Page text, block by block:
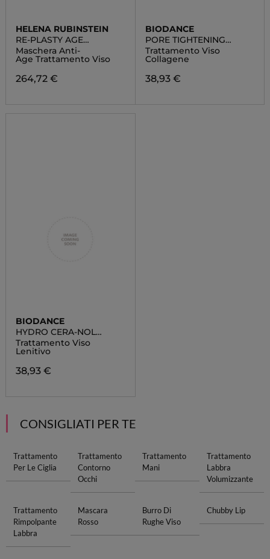
HELENA RUBINSTEIN
RE-PLASTY AGE
RECOVERY FACE WRAP
Maschera Anti-
Age Trattamento Viso
264,72 €
BIODANCE
PORE TIGHTENING
COLLAGEN AMPOULE
Trattamento Viso
Collagene
38,93 €
BIODANCE
HYDRO CERA-NOL
AMPOULE
Trattamento Viso
Lenitivo
38,93 €
CONSIGLIATI PER TE
Trattamento
Per Le Ciglia
Trattamento
Contorno
Occhi
Trattamento
Mani
Trattamento
Labbra
Volumizzante
Trattamento
Rimpolpante
Labbra
Mascara
Rosso
Burro Di
Rughe Viso
Chubby Lip